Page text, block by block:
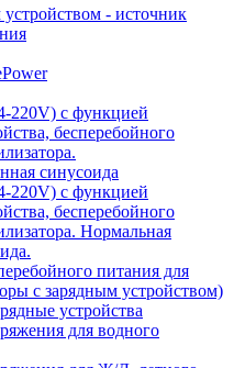
- источник
220V) с функцией
бесперебойного
синусоида
220V) с функцией
бесперебойного
Нормальная
питания для
с зарядным устройством)
устройства
для водного